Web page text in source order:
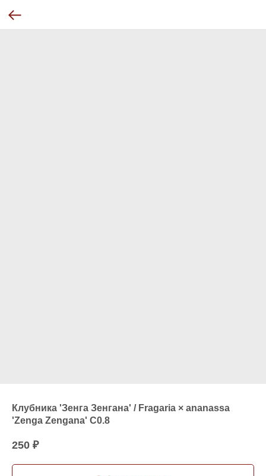
Клубника 'Зенга Зенгана' / Fragaria × ananassa
'Zenga Zengana' C0.8
250 ₽